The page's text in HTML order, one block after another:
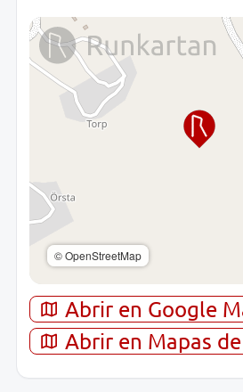
© OpenStreetMap
Abrir en Google
Abrir en Mapas